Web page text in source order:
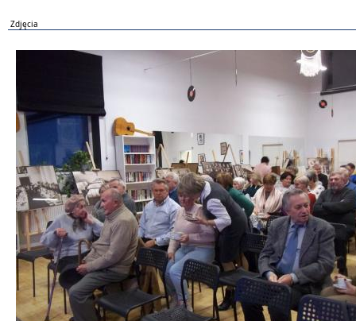
Zdjęcia